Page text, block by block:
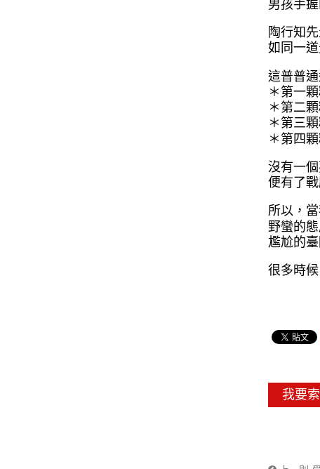
男孩手
陶行知
如同一
這普普
＊第一
＊第二
＊第三
＊第四
沒有一
便有了
所以，
野蠻的
尷尬的
很多時
我要